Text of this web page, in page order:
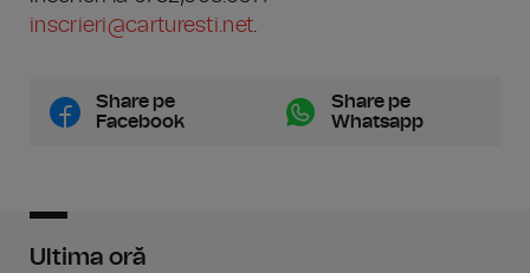
inscrieri@carturesti.net.
Share pe
Facebook
Share pe
Whatsapp
Ultima oră